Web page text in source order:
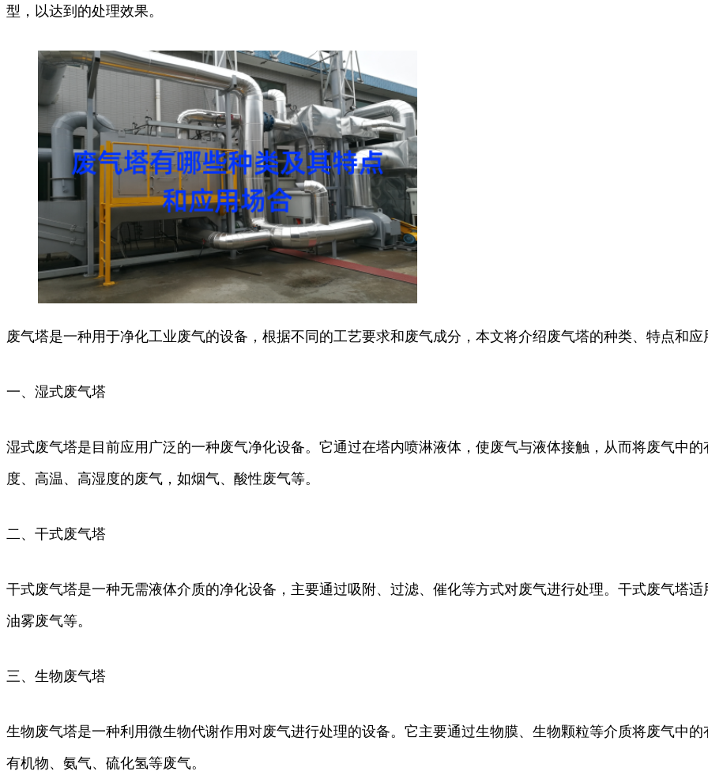
型，以达到的处理效果。
废气塔是一种用于净化工业废气的设备，根据不同的工艺要求和废气成分，本文将介绍废气塔的种类、特点和应
一、湿式废气塔
湿式废气塔是目前应用广泛的一种废气净化设备。它通过在塔内喷淋液体，使废气与液体接触，从而将废气中
度、高温、高湿度的废气，如烟气、酸性废气等。
二、干式废气塔
干式废气塔是一种无需液体介质的净化设备，主要通过吸附、过滤、催化等方式对废气进行处理。干式废气塔
油雾废气等。
三、生物废气塔
生物废气塔是一种利用微生物代谢作用对废气进行处理的设备。它主要通过生物膜、生物颗粒等介质将废气中
有机物、氨气、硫化氢等废气。